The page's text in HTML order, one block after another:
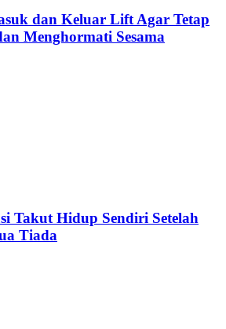
dan Keluar Lift Agar Tetap
Menghormati Sesama
Takut Hidup Sendiri Setelah
Tiada